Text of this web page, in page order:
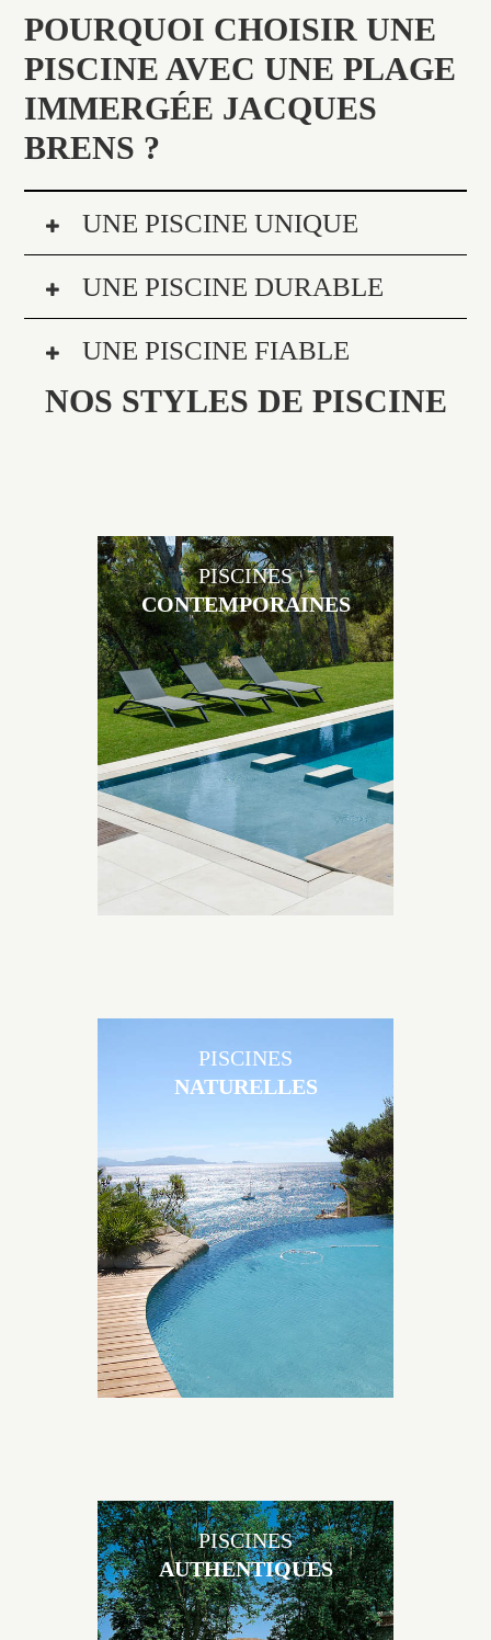
POURQUOI CHOISIR UNE
PISCINE AVEC UNE PLAGE
IMMERGÉE JACQUES
BRENS ?
UNE PISCINE UNIQUE
UNE PISCINE DURABLE
UNE PISCINE FIABLE
NOS STYLES DE PISCINE
Les piscines en béton contemporaines Jacques
Brens sont uniques grâce au large choix de
matériaux et de revêtements et les nombreuses
options disponibles, miroir, couloir de nage, plage
immergée, débordement.
PISCINES
CONTEMPORAINES
Les piscines en béton naturelles Jacques Brens sont
originales, elles s’intègrent parfaitement à leur
environnement grâce à un jeu de volume et de
matière sur-mesure conçu par notre bureau d’étude
spécialisé.
PISCINES
NATURELLES
PISCINES
AUTHENTIQUES